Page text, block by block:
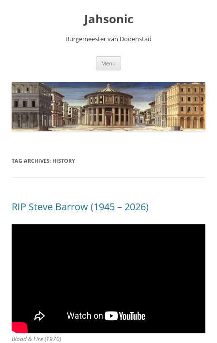
Jahsonic
Burgemeester van Dodenstad
Menu
TAG ARCHIVES: HISTORY
RIP Steve Barrow (1945 – 2026)
Blood & Fire (1970)